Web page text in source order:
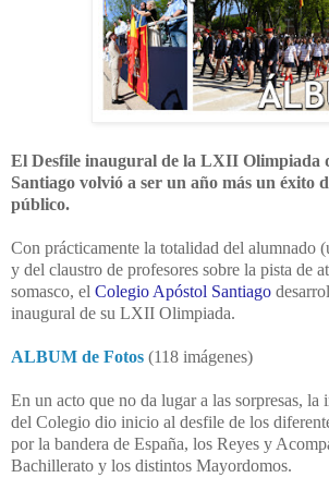
El Desfile inaugural de la LXII Olimpiada
Santiago volvió a ser un año más un éxito
público.
Con prácticamente la totalidad del alumnado
y del claustro de profesores sobre la pista de
somasco, el Colegio Apóstol Santiago
inaugural de su LXII Olimpiada.
ALBUM de Fotos (118 imágenes)
En un acto que no da lugar a las sorpresas, la
del Colegio dio inicio al desfile de los
por la bandera de España, los Reyes y
Bachillerato y los distintos Mayordomos.